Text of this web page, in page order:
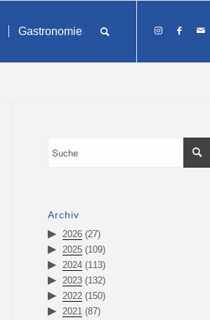
Gastronomie
Archiv
2026 (27)
2025 (109)
2024 (113)
2023 (132)
2022 (150)
2021 (87)